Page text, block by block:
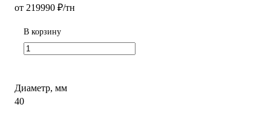
от 219990 ₽/тн
В корзину
Диаметр, мм
40